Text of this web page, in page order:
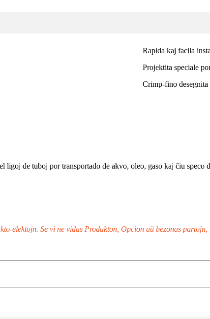
Rapida kaj facila
Projektita speciale
Crimp-fino
de tuboj por transportado de akvo, oleo, gaso kaj ĉiu speco
elektojn. Se vi ne vidas Produkton, Opcion aŭ bezonas